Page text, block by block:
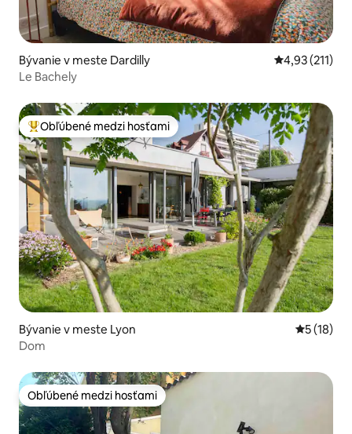
Bývanie v meste Dardilly Priemerné
4,93 (211)
Le Bachely
Najobľúbenejšie medzi hosťami
Obľúbené medzi hosťami
Bývanie v meste Lyon
5 (18)
Dom
Obľúbené medzi hosťami
Obľúbené medzi hosťami